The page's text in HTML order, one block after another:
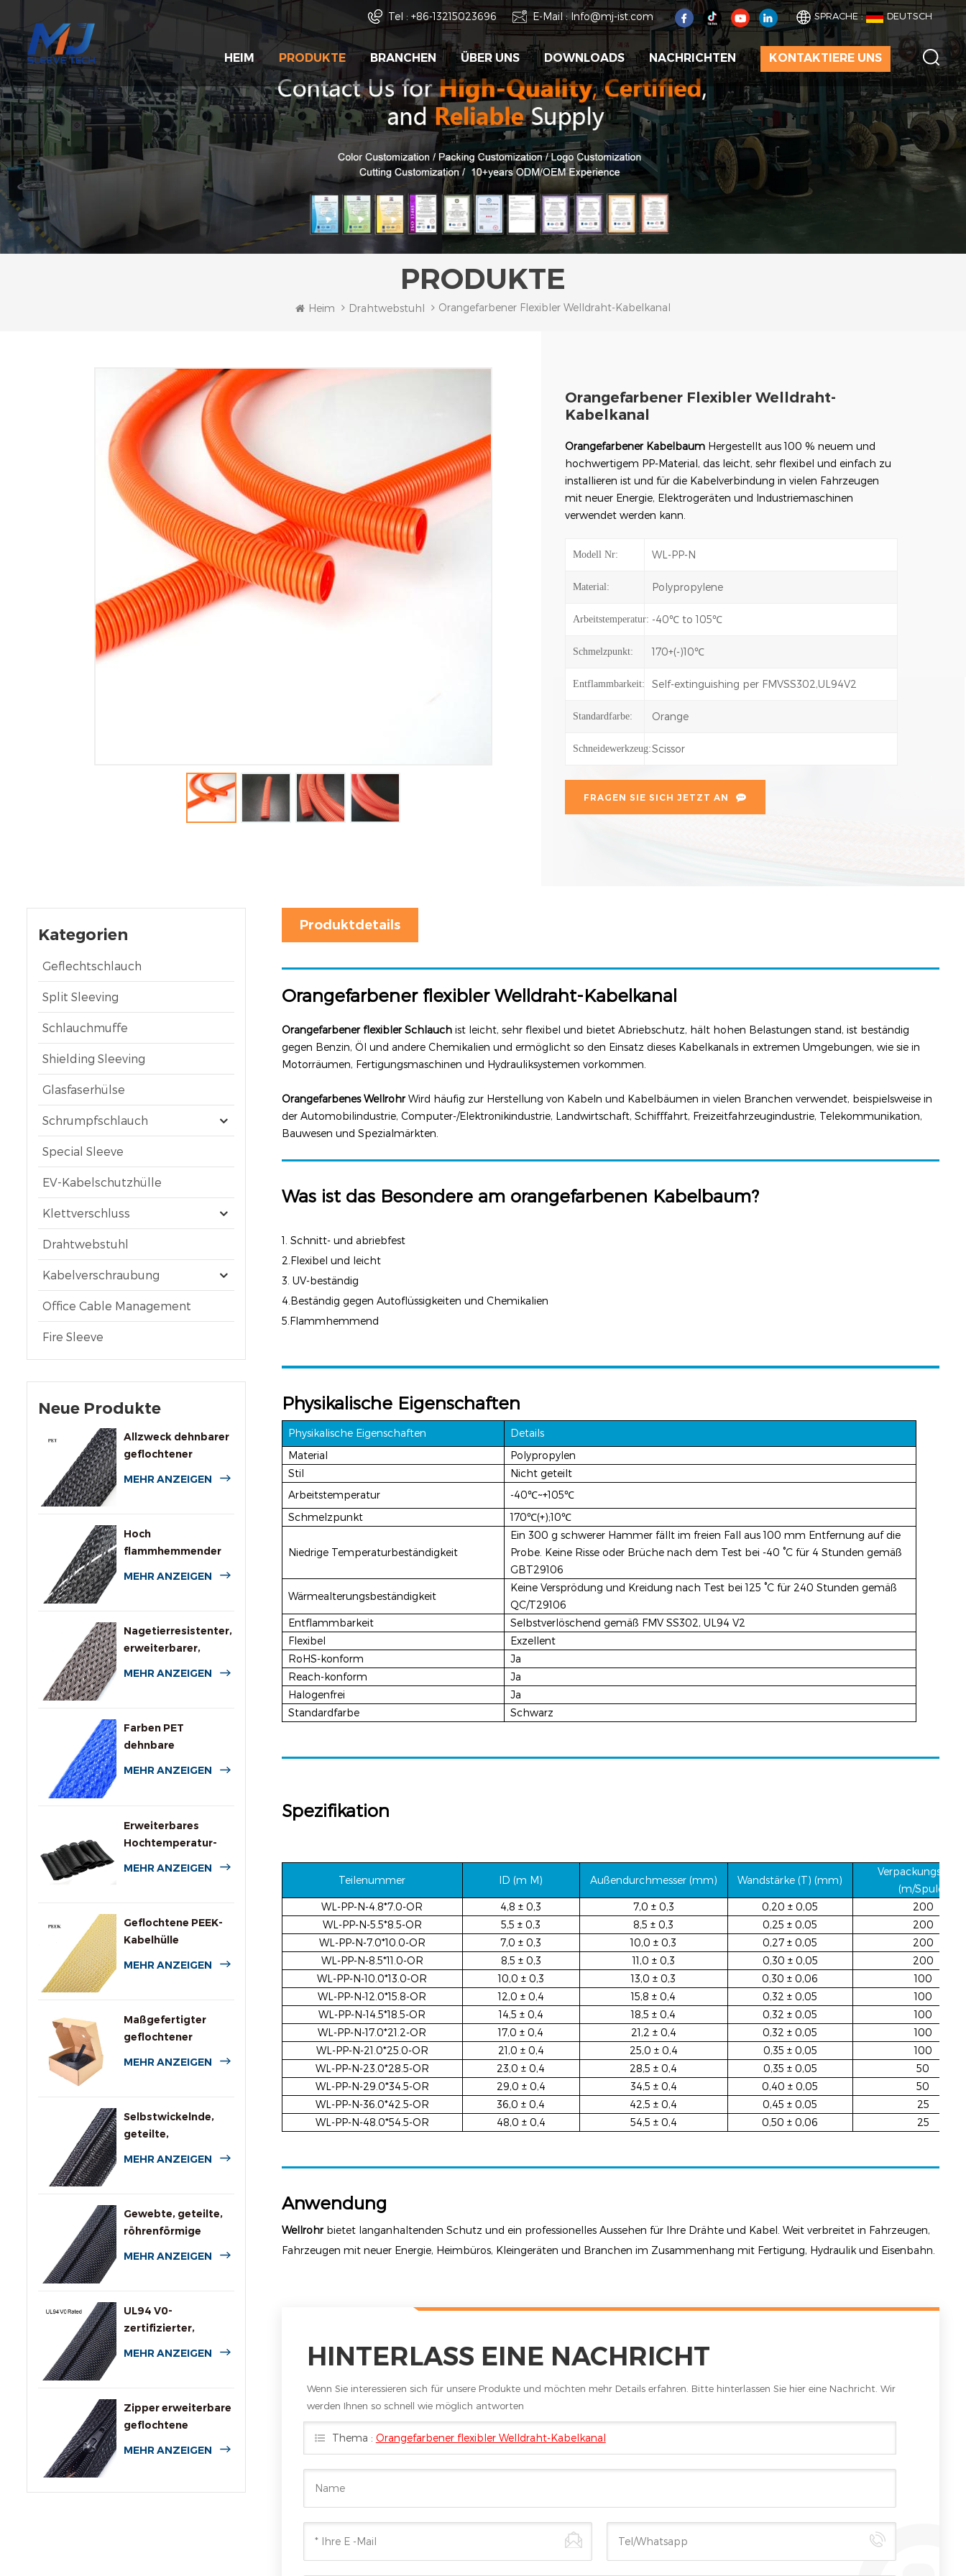
SPRACHE : DEUTSCH
Tel : +86-13215023696 E-Mail : Info@mj-ist.com
HEIM PRODUKTE BRANCHEN ÜBER UNS DOWNLOADS NACHRICHTEN KONTAKTIERE UNS
PRODUKTE
Heim Drahtwebstuhl Orangefarbener Flexibler Welldraht-Kabelkanal
Orangefarbener Flexibler Welldraht-
Kabelkanal
Orangefarbener Kabelbaum Hergestellt aus 100 % neuem und
hochwertigem PP-Material, das leicht, sehr flexibel und einfach zu
installieren ist und für die Kabelverbindung in vielen Fahrzeugen
mit neuer Energie, Elektrogeräten und Industriemaschinen
verwendet werden kann.
Modell Nr: WL-PP-N
Material: Polypropylene
Arbeitstemperatur: -40℃ to 105℃
Schmelzpunkt: 170+(-)10℃
Entflammbarkeit: Self-extinguishing per FMVSS302,UL94V2
Standardfarbe: Orange
Schneidewerkzeug:Scissor
FRAGEN SIE SICH JETZT AN
Kategorien
Geflechtschlauch
Split Sleeving
Schlauchmuffe
Shielding Sleeving
Glasfaserhülse
Schrumpfschlauch
Special Sleeve
EV-Kabelschutzhülle
Klettverschluss
Drahtwebstuhl
Kabelverschraubung
Office Cable Management
Fire Sleeve
Neue Produkte
Allzweck dehnbarer
geflochtener
MEHR ANZEIGEN
Hoch
flammhemmender
MEHR ANZEIGEN
Nagetierresistenter,
erweiterbarer,
MEHR ANZEIGEN
Farben PET
dehnbare
MEHR ANZEIGEN
Erweiterbares
Hochtemperatur-
MEHR ANZEIGEN
Geflochtene PEEK-
Kabelhülle
MEHR ANZEIGEN
Maßgefertigter
geflochtener
MEHR ANZEIGEN
Selbstwickelnde,
geteilte,
MEHR ANZEIGEN
Gewebte, geteilte,
röhrenförmige
MEHR ANZEIGEN
UL94 V0-
zertifizierter,
MEHR ANZEIGEN
Zipper erweiterbare
geflochtene
MEHR ANZEIGEN
Produktdetails
Orangefarbener flexibler Welldraht-Kabelkanal
Orangefarbener flexibler Schlauch ist leicht, sehr flexibel und bietet Abriebschutz, hält hohen Belastungen stand, ist beständig
gegen Benzin, Öl und andere Chemikalien und ermöglicht so den Einsatz dieses Kabelkanals in extremen Umgebungen, wie sie in
Motorräumen, Fertigungsmaschinen und Hydrauliksystemen vorkommen.
Orangefarbenes WellrohrWird häufig zur Herstellung von Kabeln und Kabelbäumen in vielen Branchen verwendet, beispielsweise in
der Automobilindustrie, Computer-/Elektronikindustrie, Landwirtschaft, Schifffahrt, Freizeitfahrzeugindustrie, Telekommunikation,
Bauwesen und Spezialmärkten.
Was ist das Besondere am orangefarbenen Kabelbaum?
1. Schnitt- und abriebfest
2.Flexibel und leicht
3. UV-beständig
4.Beständig gegen Autoflüssigkeiten und Chemikalien
5.Flammhemmend
Physikalische Eigenschaften
Physikalische Eigenschaften
Details
Material
Polypropylen
Stil
Nicht geteilt
Arbeitstemperatur
-40℃~+105℃
Schmelzpunkt
170℃(+);10℃
Niedrige Temperaturbeständigkeit
Ein 300 g schwerer Hammer fällt im freien Fall aus 100 mm Entfernung auf die
Probe. Keine Risse oder Brüche nach dem Test bei -40 °C für 4 Stunden gemäß
GBT29106
Wärmealterungsbeständigkeit
Keine Versprödung und Kreidung nach Test bei 125 °C für 240 Stunden gemäß
QC/T29106
Entflammbarkeit
Selbstverlöschend gemäß FMV SS302, UL94 V2
Flexibel
Exzellent
RoHS-konform
Ja
Reach-konform
Ja
Halogenfrei
Ja
Standardfarbe
Schwarz
Spezifikation
Teilenummer ID (m M) Außendurchmesser (mm) Wandstärke (T) (mm)
(m/Spule)
WL-PP-N-4.8*7.0-OR
4,8 ± 0,3 7,0 ± 0,3 0,20 ± 0,05
200
WL-PP-N-5.5*8.5-OR
5,5 ± 0,3 8,5 ± 0,3 0,25 ± 0,05
200
WL-PP-N-7.0*10.0-OR
7,0 ± 0,3 10,0 ± 0,3 0,27 ± 0,05
200
WL-PP-N-8.5*11.0-OR
8,5 ± 0,3 11,0 ± 0,3 0,30 ± 0,05
200
WL-PP-N-10.0*13.0-OR
10,0 ± 0,3 13,0 ± 0,3 0,30 ± 0,06
100
WL-PP-N-12.0*15.8-OR
12,0 ± 0,4 15,8 ± 0,4 0,32 ± 0,05
100
WL-PP-N-14.5*18.5-OR
14,5 ± 0,4 18,5 ± 0,4 0,32 ± 0,05
100
WL-PP-N-17.0*21.2-OR
17,0 ± 0,4 21,2 ± 0,4 0,32 ± 0,05
100
WL-PP-N-21.0*25.0-OR
21,0 ± 0,4 25,0 ± 0,4 0,35 ± 0,05
100
WL-PP-N-23.0*28.5-OR
23,0 ± 0,4 28,5 ± 0,4 0,35 ± 0,05
50
WL-PP-N-29.0*34.5-OR
29,0 ± 0,4 34,5 ± 0,4 0,40 ± 0,05
50
WL-PP-N-36.0*42.5-OR
36,0 ± 0,4 42,5 ± 0,4 0,45 ± 0,05
25
WL-PP-N-48.0*54.5-OR
48,0 ± 0,4 54,5 ± 0,4 0,50 ± 0,06 25
Anwendung
Wellrohr bietet langanhaltenden Schutz und ein professionelles Aussehen für Ihre Drähte und Kabel. Weit verbreitet in Fahrzeugen,
Fahrzeugen mit neuer Energie, Heimbüros, Kleingeräten und Branchen im Zusammenhang mit Fertigung, Hydraulik und Eisenbahn.
HINTERLASS EINE NACHRICHT
Wenn Sie interessieren sich für unsere Produkte und möchten mehr Details erfahren. Bitte hinterlassen Sie hier eine Nachricht. Wir
werden Ihnen so schnell wie möglich antworten
Thema : Orangefarbener flexibler Welldraht-Kabelkanal